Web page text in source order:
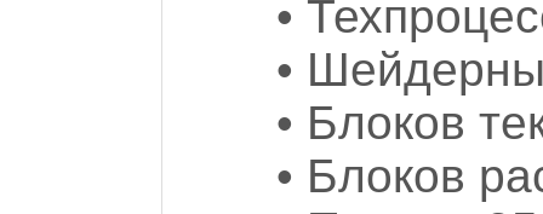
•
•
• Блоков
• Блоков